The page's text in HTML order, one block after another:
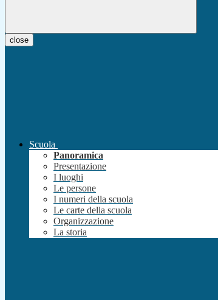
close
Scuola
Panoramica
Presentazione
I luoghi
Le persone
I numeri della scuola
Le carte della scuola
Organizzazione
La storia